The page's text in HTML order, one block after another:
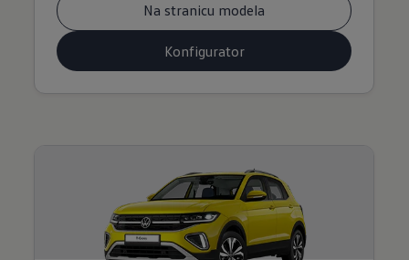
Na stranicu modela
Konfigurator